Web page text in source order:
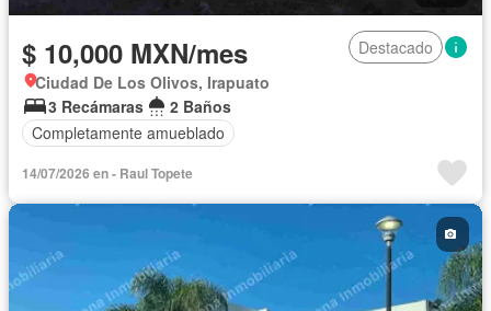
$ 10,000 MXN/mes
Destacado
Ciudad De Los Olivos, Irapuato
3 Recámaras
2 Baños
Completamente amueblado
14/07/2026 en - Raul Topete